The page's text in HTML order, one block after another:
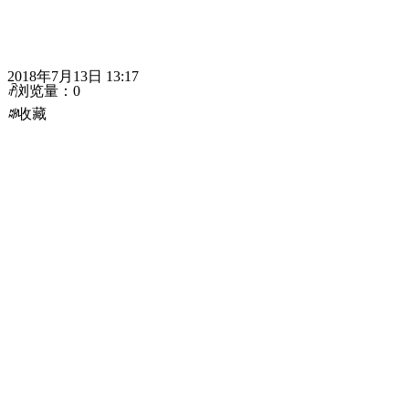
2018年7月13日 13:17
ꄘ浏览量： 0
ꄀ收藏